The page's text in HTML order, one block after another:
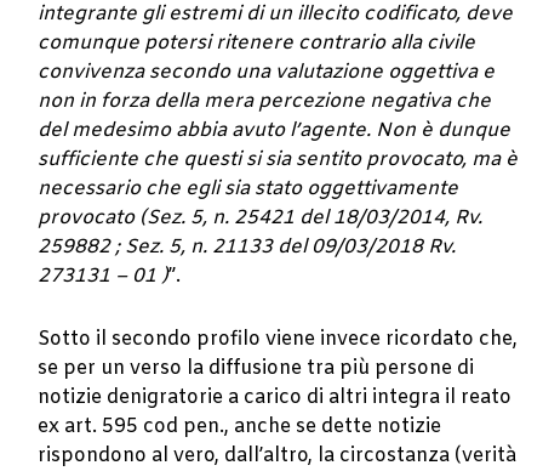
integrante gli estremi di un illecito codificato, deve
comunque potersi ritenere contrario alla civile
convivenza secondo una valutazione oggettiva e
non in forza della mera percezione negativa che
del medesimo abbia avuto l’agente. Non è dunque
sufficiente che questi si sia sentito provocato, ma è
necessario che egli sia stato oggettivamente
provocato (Sez. 5, n. 25421 del 18/03/2014, Rv.
259882 ; Sez. 5, n. 21133 del 09/03/2018 Rv.
273131 – 01 )”.
Sotto il secondo profilo viene invece ricordato che,
se per un verso la diffusione tra più persone di
notizie denigratorie a carico di altri integra il reato
ex art. 595 cod pen., anche se dette notizie
rispondono al vero, dall’altro, la circostanza (verità